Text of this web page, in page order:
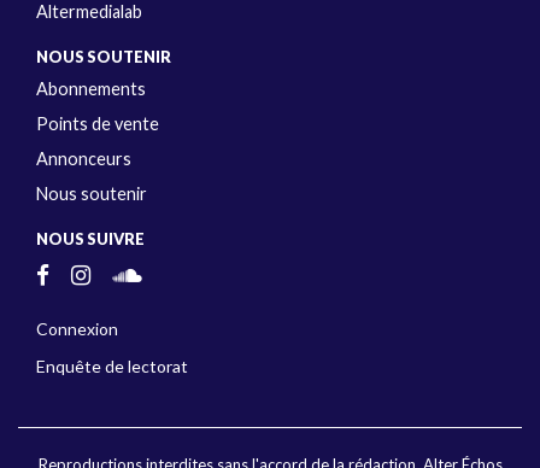
Altermedialab
NOUS SOUTENIR
Abonnements
Points de vente
Annonceurs
Nous soutenir
NOUS SUIVRE
Connexion
Enquête de lectorat